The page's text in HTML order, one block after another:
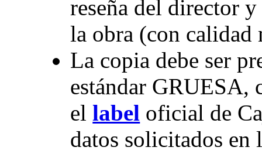
reseña del director
la obra (con
La copia debe ser
estándar GRUESA,
ellabel oficial de
datos solicitados en